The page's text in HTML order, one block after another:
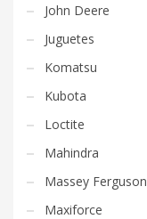
John Deere
Juguetes
Komatsu
Kubota
Loctite
Mahindra
Massey Ferguson
Maxiforce